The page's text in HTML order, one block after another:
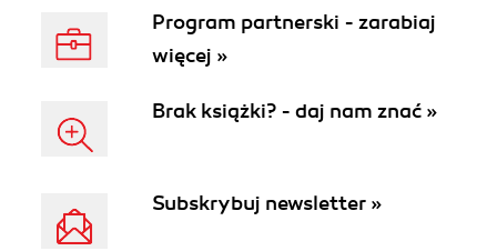
Program partnerski - zarabiaj
więcej »
Brak książki? - daj nam znać »
Subskrybuj newsletter »